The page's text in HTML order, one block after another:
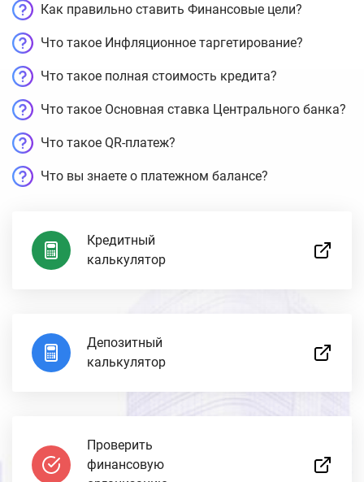
Как правильно ставить Финансовые цели?
Что такое Инфляционное таргетирование?
Что такое полная стоимость кредита?
Что такое Основная ставка Центрального банка?
Что такое QR-платеж?
Что вы знаете о платежном балансе?
Кредитный
калькулятор
Депозитный
калькулятор
Проверить
финансовую